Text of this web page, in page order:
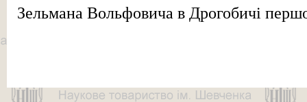
Зельмана Вольфовича в Дрогобичі